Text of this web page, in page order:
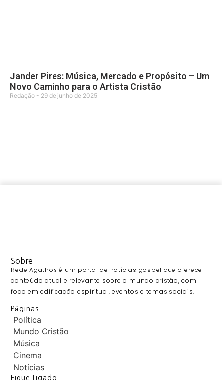
Jander Pires: Música, Mercado e Propósito – Um
Novo Caminho para o Artista Cristão
Redação 29 de junho de 2025
Sobre
Rede Agathos é um portal de notícias gospel que oferece
conteúdo atual e relevante sobre o mundo cristão, com
foco em edificação espiritual, eventos e temas sociais.
Páginas
Política
Mundo Cristão
Música
Cinema
Notícias
Fique Ligado